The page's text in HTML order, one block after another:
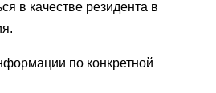
в качестве резидента в
по конкретной